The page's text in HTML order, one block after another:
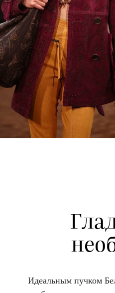
Идеальным пучком